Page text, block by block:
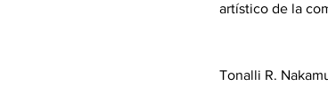
artístico de la
Tonalli R.